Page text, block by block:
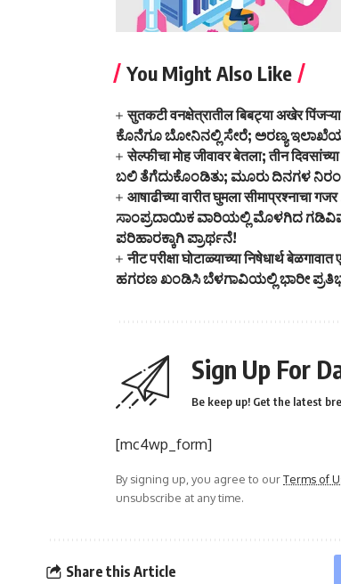
You Might Also Like
सुतकटी वनक्षेत्रातील बिबट्या अखेर
ಕೊನೆಗೂ ಬೋನಿನಲ್ಲಿ ಸೇರೆ; ಅರಣ್ಯ ಇಲಾಖೆಯ
सेल्फीचा मोह जीवावर बेतला; तीन
ಬಲಿ ತೆಗೆದುಕೊಂಡಿತು; ಮೂರು ದಿನಗಳ
आषाढीच्या वारीत घुमला सीमाप्रश्नाचा
ಸಾಂಪ್ರದಾಯಿಕ ವಾರಿಯಲ್ಲಿ ಮೊಳಗಿದ
ಪರಿಹಾರಕ್ಕಾಗಿ ಪ್ರಾರ್ಥನೆ!
नीट परीक्षा घोटाळ्याच्या निषेधार्थ
ಹಗರಣ ಖಂಡಿಸಿ ಬೆಳಗಾವಿಯಲ್ಲಿ ಭಾರೀ
Sign Up For
Be keep up! Get the latest
[mc4wp_form]
By signing up, you agree to ourTerms of
unsubscribe at any time.
Share this Article